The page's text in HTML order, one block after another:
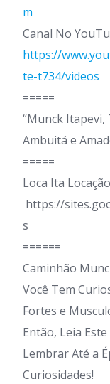
m
Canal No
https://
te-t734/videos
=====
“Munck Itapevi,
Ambuitá e
=====
Loca Ita
https://
s
======
Caminhão
Você Tem
Fortes e
Então, Leia
Lembrar Até a
Curiosidades!